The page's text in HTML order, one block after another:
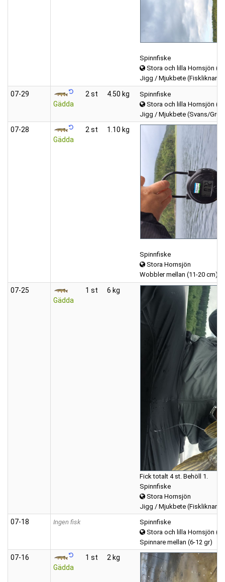
Spinnfiske
Stora och lilla Hornsjön
Jigg / Mjukbete
07‑29
Gädda
2 st 4.50 kg
Spinnfiske
Stora och lilla Hornsjön
Jigg / Mjukbete (Svans/
07‑28
Gädda
2 st 1.10 kg
Spinnfiske
Stora Hornsjön
Wobbler mellan (11-20 cm)
07‑25
Gädda
1 st 6 kg
Fick totalt 4 st. Behöll 1.
Spinnfiske
Stora Hornsjön
Jigg / Mjukbete
07‑18 Ingen fisk
Spinnfiske
Stora och lilla Hornsjön
Spinnare mellan (6-12 gr)
07‑16
Gädda
1 st 2 kg